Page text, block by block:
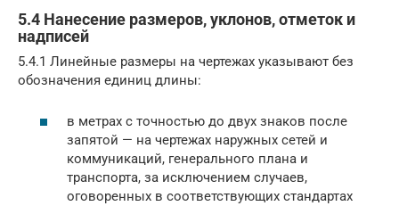
5.4 Нанесение размеров, уклонов, отметок и
надписей
5.4.1 Линейные размеры на чертежах указывают без
обозначения единиц длины:
в метрах с точностью до двух знаков после
запятой — на чертежах наружных сетей и
коммуникаций, генерального плана и
транспорта, за исключением случаев,
оговоренных в соответствующих стандартах